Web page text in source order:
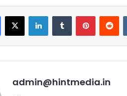
Facebook
X LinkedInTumblr Pinterest
admin@hintmedia.in